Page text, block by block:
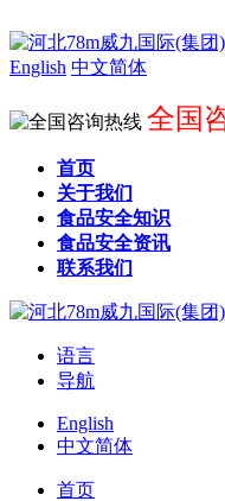
English 中文简体
全国
首页
关于我们
食品安全知识
食品安全资讯
联系我们
语言
导航
English
中文简体
首页